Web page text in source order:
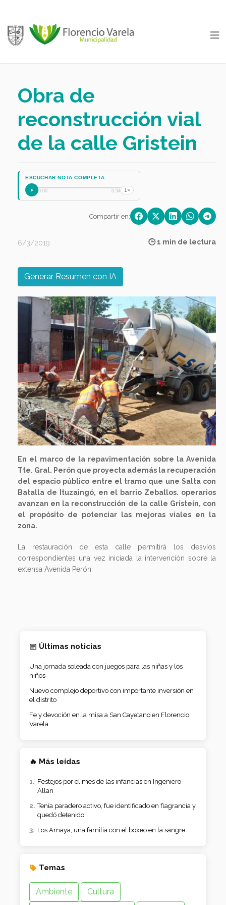
Obra de
reconstrucción vial
de la calle Gristein
ESCUCHAR NOTA COMPLETA
0:00 0:34 1×
Compartir en:
6/3/2019 🕒 1 min de lectura
Generar Resumen con IA
Previous Next
En el marco de la repavimentación sobre la Avenida
Tte. Gral. Perón que proyecta además la recuperación
del espacio público entre el tramo que une Salta con
Batalla de Ituzaingó, en el barrio Zeballos. operarios
avanzan en la reconstrucción de la calle Gristein, con
el propósito de potenciar las mejoras viales en la
zona.
La restauración de esta calle permitirá los desvíos
correspondientes una vez iniciada la intervención sobre la
extensa Avenida Perón.
Últimas noticias
Una jornada soleada con juegos para las niñas y los
niños
Nuevo complejo deportivo con importante inversión en
el distrito
Fe y devoción en la misa a San Cayetano en Florencio
Varela
🔥 Más leídas
Festejos por el mes de las infancias en Ingeniero
Allan
Tenía paradero activo, fue identificado en flagrancia y
quedó detenido
Los Amaya, una familia con el boxeo en la sangre
Temas
Ambiente Cultura